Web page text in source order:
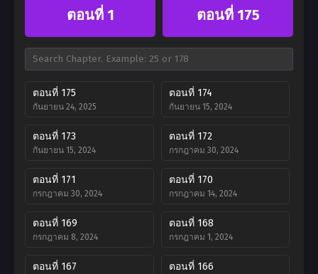
ตอนที่ 1 ตอนที่ 175
ตอนที่ 175
กันยายน 24, 2025
ตอนที่ 174
กันยายน 15, 2024
ตอนที่ 173
กันยายน 15, 2024
ตอนที่ 172
กรกฎาคม 30, 2024
ตอนที่ 171
กรกฎาคม 30, 2024
ตอนที่ 170
กรกฎาคม 14, 2024
ตอนที่ 169
กรกฎาคม 8, 2024
ตอนที่ 168
กรกฎาคม 1, 2024
ตอนที่ 167 ตอนที่ 166